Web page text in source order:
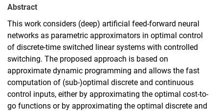
Forschungsprojekte
Abstract
This work considers (deep) artiﬁcial feed-forward neural
networks as parametric approximators in optimal control
of discrete-time switched linear systems with controlled
switching. The proposed approach is based on
approximate dynamic programming and allows the fast
computation of (sub-)optimal discrete and continuous
control inputs, either by approximating the optimal cost-to-
go functions or by approximating the optimal discrete and